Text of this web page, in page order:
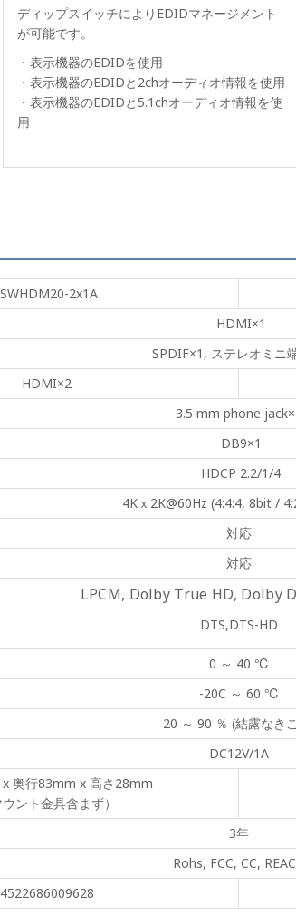
ディップスイッチによりEDIDマネージメント
が可能です。
・表示機器のEDIDを使用
・表示機器のEDIDと2chオーディオ情報を使用
・表示機器のEDIDと5.1chオーディオ情報を使
用
SWHDM20-2x1A
HDMI×1
SPDIF×1, ステレオミニ
HDMI×2
3.5 mm phone
DB9×1
HDCP 2.2/1/4
4Kｘ2K@60Hz (4:4:4, 8bit /
対応
対応
LPCM, Dolby True HD, Dolby
DTS,DTS-HD
0 ～ 40 ℃
-20C ～ 60 ℃
20 ～ 90 ％ (結露なき
DC12V/1A
奥行83mm x 高さ28mm
ウント金具含まず）
3年
Rohs, FCC, CC,
4522686009628